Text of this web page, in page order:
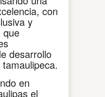
con
y
que
desarrollo
en
el